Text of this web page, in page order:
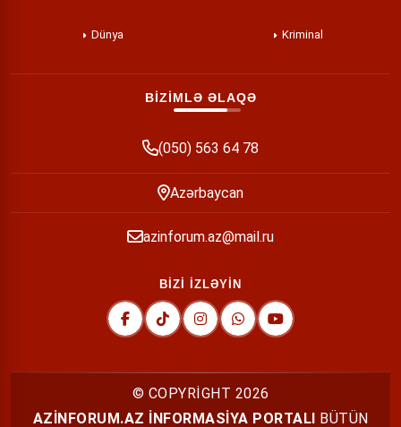
Dünya Kriminal
BİZİMLƏ ƏLAQƏ
(050) 563 64 78
Azərbaycan
azinforum.az@mail.ru
BİZİ İZLƏYİN
© COPYRİGHT 2026
AZİNFORUM.AZ İNFORMASİYA PORTALI BÜTÜN